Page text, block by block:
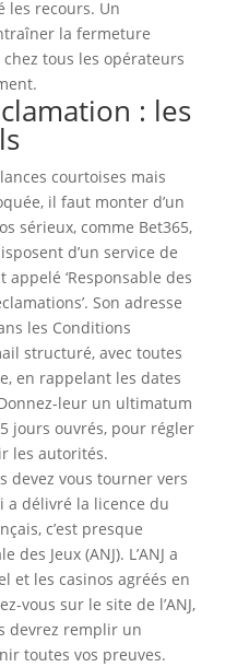
les recours. Un
la fermeture
tous les opérateurs
: les
courtoises mais
il faut monter d’un
sérieux, comme Bet365,
d’un service de
‘Responsable des
Son adresse
les Conditions
structuré, avec toutes
en rappelant les dates
leur un ultimatum
jours ouvrés, pour régler
les autorités.
devez vous tourner vers
a délivré la licence du
c’est presque
Jeux (ANJ). L’ANJ a
et les casinos agréés en
vous sur le site de l’ANJ,
devrez remplir un
toutes vos preuves.